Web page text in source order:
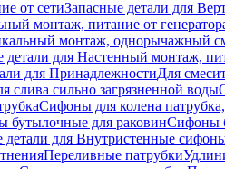
от сетиЗапасные детали для
монтаж, питание от
монтаж, однорычажный
детали для Настенный монтаж,
для ПринадлежностиДля
слива сильно загрязненной воды
Сифоны для колена
бутылочные для раковинСифоны
детали для Внутристенные
Переливные патрубки